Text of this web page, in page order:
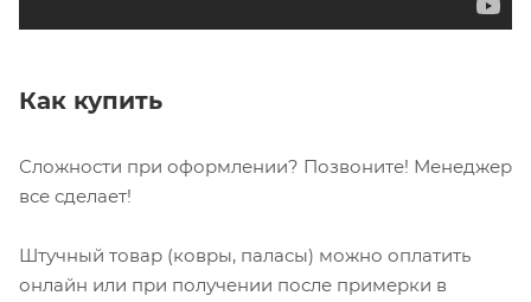
Как купить
Сложности при оформлении? Позвоните! Менеджер
все сделает!
Штучный товар (ковры, паласы) можно оплатить
онлайн или при получении после примерки в